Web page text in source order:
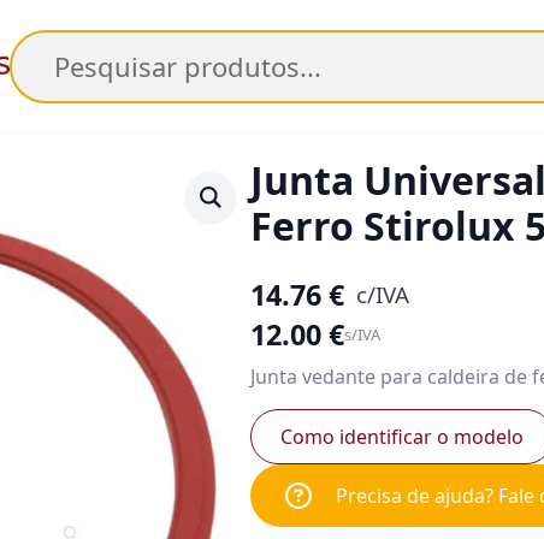
Pesquisar
Junta
Ferro Stirolux
14.76€ c/IVA
12.00€s/IVA
Junta vedante para caldeira de
Como identificar o modelo
Precisa de ajuda? Fale